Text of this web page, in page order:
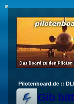
Pilotenboard.de ::
Gib